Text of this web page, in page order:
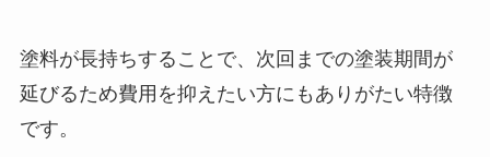
塗料が長持ちすることで、次回までの塗装期間が
延びるため費用を抑えたい方にもありがたい特徴
です。